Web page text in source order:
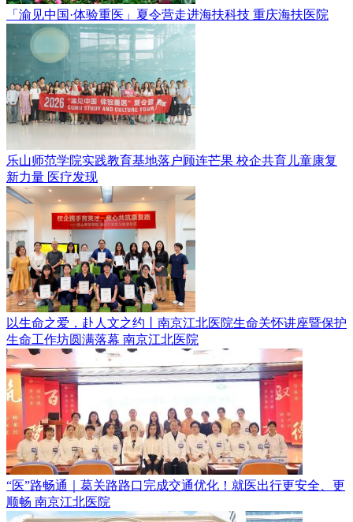
「渝见中国·体验重医」夏令营走进海扶科技 重庆海扶医院
乐山师范学院实践教育基地落户顾连芒果 校企共育儿童康复
新力量 医疗发现
以生命之爱，赴人文之约丨南京江北医院生命关怀讲座暨保护
生命工作坊圆满落幕 南京江北医院
“医”路畅通｜葛关路路口完成交通优化！就医出行更安全、更
顺畅 南京江北医院